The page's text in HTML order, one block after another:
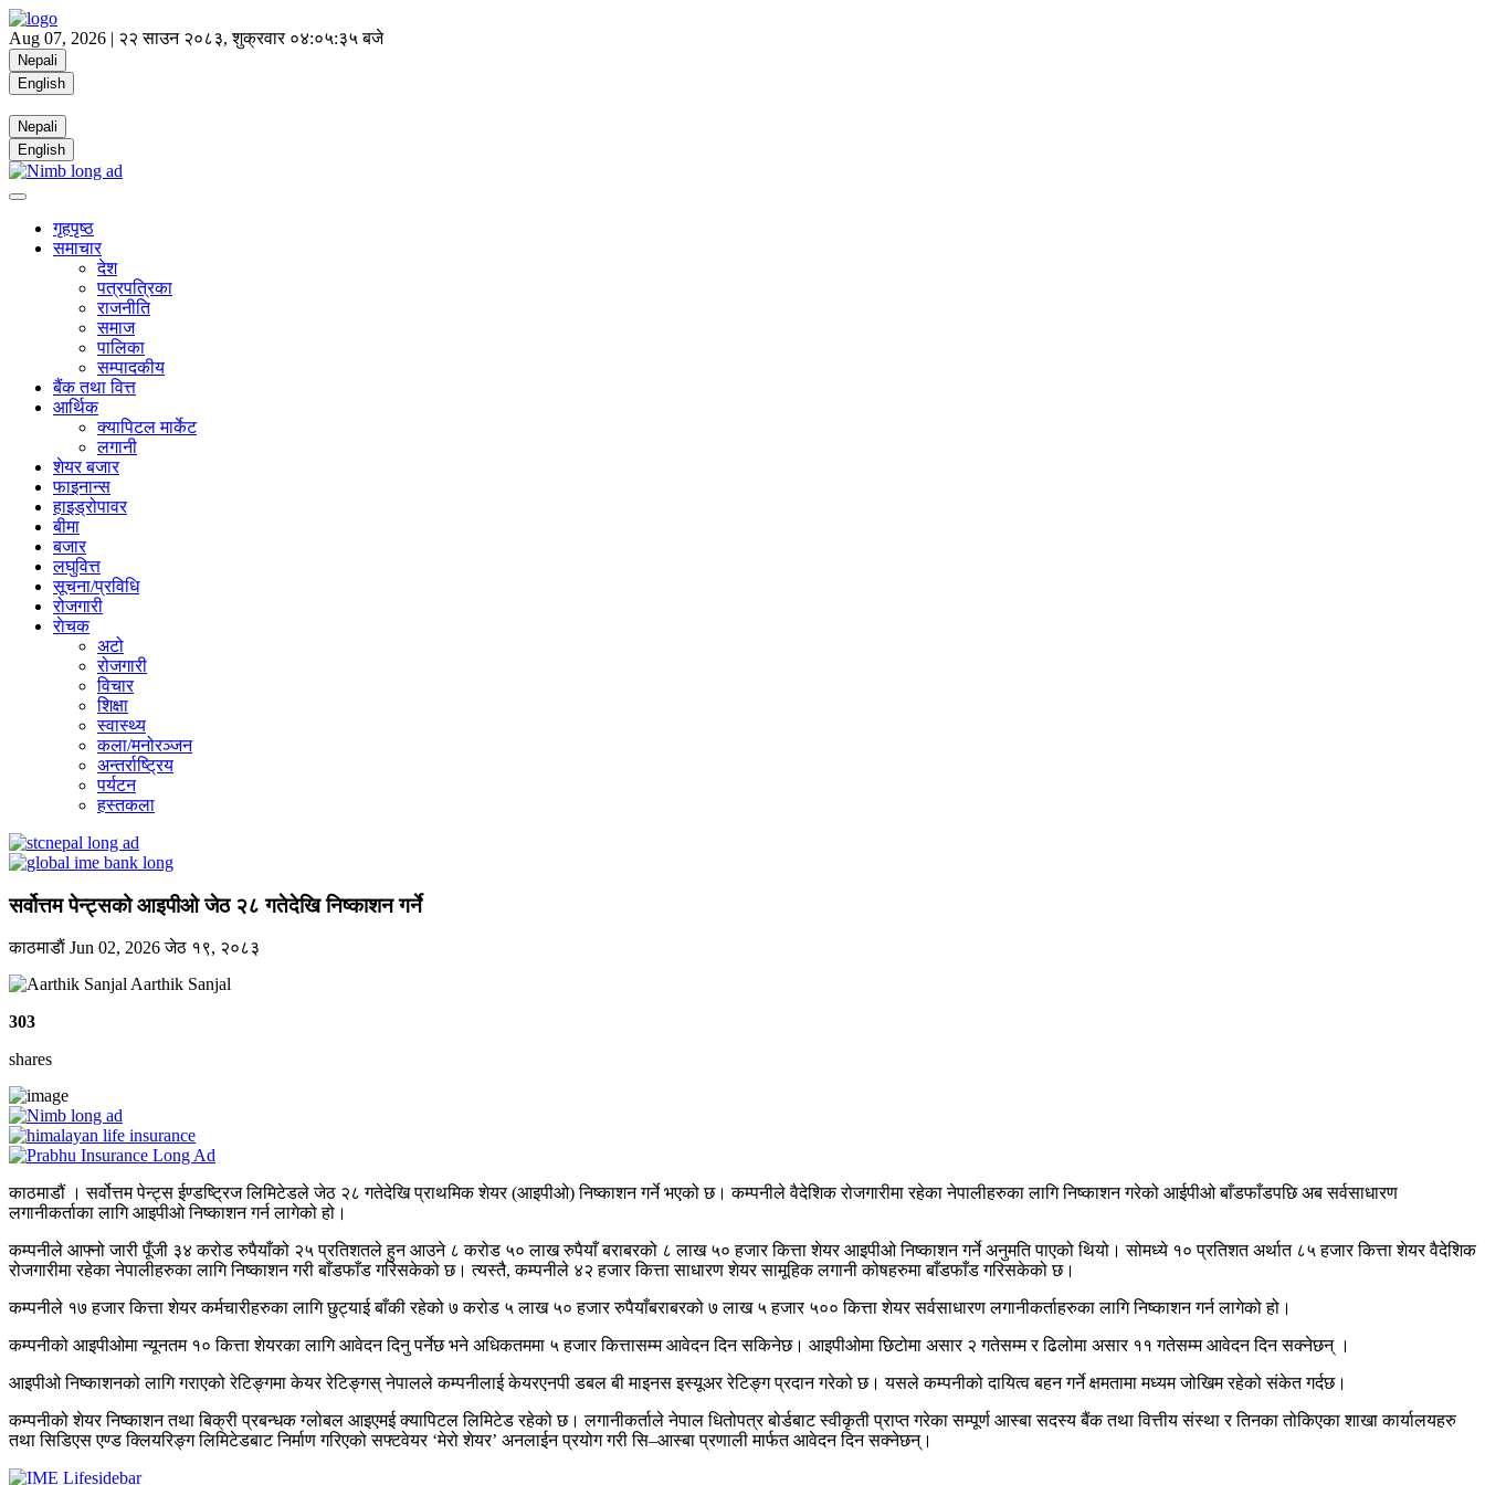
Aug 07, 2026 | २२ साउन २०८३, शुक्रवार ०४:०५:३६ बजे
Nepali
English
Nepali
English
गृहपृष्ठ
समाचार
देश
पत्रपत्रिका
राजनीति
समाज
पालिका
सम्पादकीय
बैंक तथा वित्त
आर्थिक
क्यापिटल मार्केट
लगानी
शेयर बजार
फाइनान्स
हाइड्रोपावर
बीमा
बजार
लघुवित्त
सूचना/प्रविधि
रोजगारी
राेचक
अटो
रोजगारी
विचार
शिक्षा
स्वास्थ्य
कला/मनोरञ्जन
अन्तर्राष्ट्रिय
पर्यटन
हस्तकला
सर्वोत्तम पेन्ट्सको आइपीओ जेठ २८ गतेदेखि निष्काशन गर्ने
काठमाडाैं Jun 02, 2026जेठ १९, २०८३
Aarthik Sanjal
303
shares
काठमाडौं । सर्वोत्तम पेन्ट्स ईण्डष्ट्रिज लिमिटेडले जेठ २८ गतेदेखि प्राथमिक शेयर (आइपीओ) निष्काशन गर्ने भएको छ। कम्पनीले वैदेशिक रोजगारीमा रहेका नेपालीहरुका लागि निष्काशन गरेको आईपीओ बाँडफाँडपछि अब सर्वसाधारण
लगानीकर्ताका लागि आइपीओ निष्काशन गर्न लागेको हो।
कम्पनीले आफ्नो जारी पूँजी ३४ करोड रुपैयाँको २५ प्रतिशतले हुन आउने ८ करोड ५० लाख रुपैयाँ बराबरको ८ लाख ५० हजार कित्ता शेयर आइपीओ निष्काशन गर्ने अनुमति पाएको थियो। सोमध्ये १० प्रतिशत अर्थात ८५ हजार कित्ता शेयर वैदेशिक
रोजगारीमा रहेका नेपालीहरुका लागि निष्काशन गरी बाँडफाँड गरिसकेको छ। त्यस्तै, कम्पनीले ४२ हजार कित्ता साधारण शेयर सामूहिक लगानी कोषहरुमा बाँडफाँड गरिसकेको छ।
कम्पनीले १७ हजार कित्ता शेयर कर्मचारीहरुका लागि छुट्याई बाँकी रहेको ७ करोड ५ लाख ५० हजार रुपैयाँबराबरको ७ लाख ५ हजार ५०० कित्ता शेयर सर्वसाधारण लगानीकर्ताहरुका लागि निष्काशन गर्न लागेको हो।
कम्पनीको आइपीओमा न्यूनतम १० कित्ता शेयरका लागि आवेदन दिनु पर्नेछ भने अधिकतममा ५ हजार कित्तासम्म आवेदन दिन सकिनेछ। आइपीओमा छिटोमा असार २ गतेसम्म र ढिलोमा असार ११ गतेसम्म आवेदन दिन सक्नेछन् ।
आइपीओ निष्काशनको लागि गराएको रेटिङ्गमा केयर रेटिङ्गस् नेपालले कम्पनीलाई केयरएनपी डबल बी माइनस इस्यूअर रेटिङ्ग प्रदान गरेको छ। यसले कम्पनीको दायित्व बहन गर्ने क्षमतामा मध्यम जोखिम रहेको संकेत गर्दछ।
कम्पनीको शेयर निष्काशन तथा बिक्री प्रबन्धक ग्लोबल आइएमई क्यापिटल लिमिटेड रहेको छ। लगानीकर्ताले नेपाल धितोपत्र बोर्डबाट स्वीकृती प्राप्त गरेका सम्पूर्ण आस्बा सदस्य बैंक तथा वित्तीय संस्था र तिनका तोकिएका शाखा कार्यालयहरु
तथा सिडिएस एण्ड क्लियरिङ्ग लिमिटेडबाट निर्माण गरिएको सफ्टवेयर ‘मेरो शेयर’ अनलाईन प्रयोग गरी सि–आस्बा प्रणाली मार्फत आवेदन दिन सक्नेछन्।